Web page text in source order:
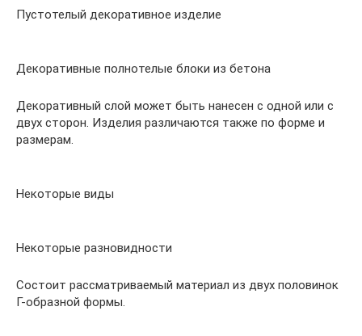
Пустотелый декоративное изделие
Декоративные полнотелые блоки из бетона
Декоративный слой может быть нанесен с одной или с
двух сторон. Изделия различаются также по форме и
размерам.
Некоторые виды
Некоторые разновидности
Состоит рассматриваемый материал из двух половинок
Г-образной формы.